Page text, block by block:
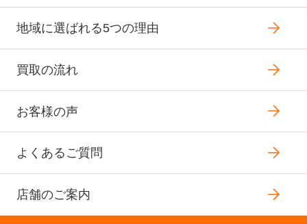
地域に選ばれる5つの理由
買取の流れ
お客様の声
よくあるご質問
店舗のご案内